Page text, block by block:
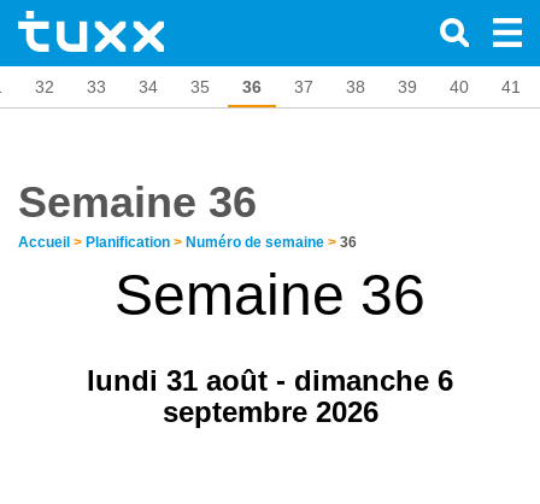
32 33 34 35 36 37 38 39 40 41
Semaine 36
Accueil > Planification > Numéro de semaine > 36
Semaine 36
lundi 31 août - dimanche 6
septembre 2026